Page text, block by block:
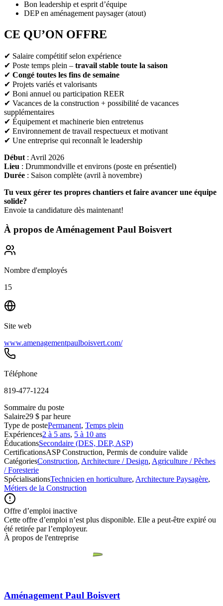
Bon leadership et esprit d’équipe
DEP en aménagement paysager (atout)
CE QU’ON OFFRE
✔ Salaire compétitif selon expérience
✔ Poste temps plein – travail stable toute la saison
✔ Congé toutes les fins de semaine
✔ Projets variés et valorisants
✔ Boni annuel ou participation REER
✔ Vacances de la construction + possibilité de vacances
supplémentaires
✔ Équipement et machinerie bien entretenus
✔ Environnement de travail respectueux et motivant
✔ Une entreprise qui reconnaît le leadership
Début : Avril 2026
Lieu : Drummondville et environs (poste en présentiel)
Durée : Saison complète (avril à novembre)
Tu veux gérer tes propres chantiers et faire avancer une équipe
solide?
Envoie ta candidature dès maintenant!
À propos de Aménagement Paul Boisvert
Nombre d'employés
15
Site web
www.amenagementpaulboisvert.com/
Téléphone
819-477-1224
Sommaire du poste
Salaire29 $ par heure
Type de postePermanent, Temps plein
Expériences2 à 5 ans, 5 à 10 ans
ÉducationsSecondaire (DES, DEP, ASP)
CertificationsASP Construction, Permis de conduire valide
CatégoriesConstruction, Architecture / Design, Agriculture / Pêches
/ Foresterie
SpécialisationsTechnicien en horticulture, Architecture Paysagère,
Métiers de la Construction
Offre d’emploi inactive
Cette offre d’emploi n’est plus disponible. Elle a peut-être expiré ou
été retirée par l’employeur.
À propos de l'entreprise
Aménagement Paul Boisvert